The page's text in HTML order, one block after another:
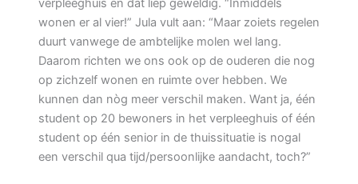
verpleeghuis en dat liep geweldig. “Inmiddels
wonen er al vier!” Jula vult aan: “Maar zoiets regelen
duurt vanwege de ambtelijke molen wel lang.
Daarom richten we ons ook op de ouderen die nog
op zichzelf wonen en ruimte over hebben. We
kunnen dan nòg meer verschil maken. Want ja, één
student op 20 bewoners in het verpleeghuis of één
student op één senior in de thuissituatie is nogal
een verschil qua tijd/persoonlijke aandacht, toch?”